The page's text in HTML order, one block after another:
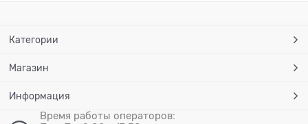
Категории
Магазин
Информация
Время работы операторов: